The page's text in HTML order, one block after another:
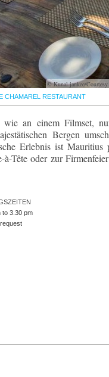
© Kunal jankee/
CHAMAREL RESTAURANT
an einem Filmset,
Bergen
Erlebnis ist Mauritius
Tête oder zur
to 3.30 pm